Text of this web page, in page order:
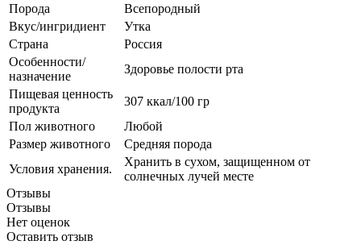
Порода
Всепородный
Вкус/ингридиент
Утка
Страна
Россия
Особенности/
назначение
Здоровье полости рта
Пищевая ценность
продукта
307 ккал/100 гр
Пол животного
Любой
Размер животного
Средняя порода
Условия хранения.
Хранить в сухом, защищенном от
солнечных лучей месте
Отзывы
Отзывы
Нет оценок
Оставить отзыв